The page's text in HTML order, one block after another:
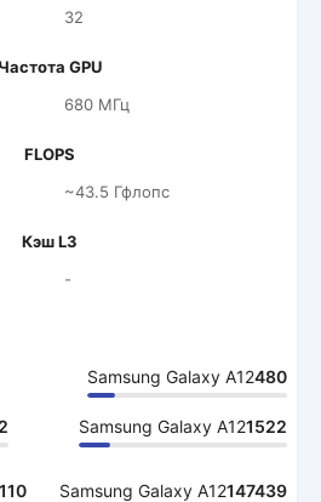
32
Частота GPU
680 МГц
FLOPS
~43.5 Гфлопс
Кэш L3
-
Samsung Galaxy A12480
Samsung Galaxy A121522
Samsung Galaxy A12147439